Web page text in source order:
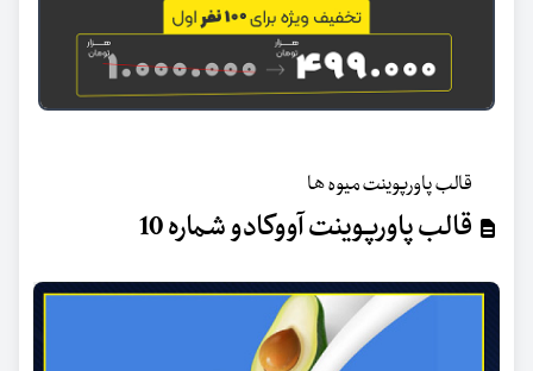
قالب پاورپوینت میوه ها
قالب پاورپوینت آووکادو شماره 10